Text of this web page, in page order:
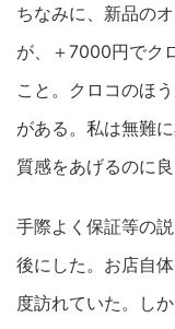
ちなみに、新品の
が、＋7000円でク
こと。クロコのほ
がある。私は無難
質感をあげるのに
手際よく保証等の
後にした。お店自
度訪れていた。し